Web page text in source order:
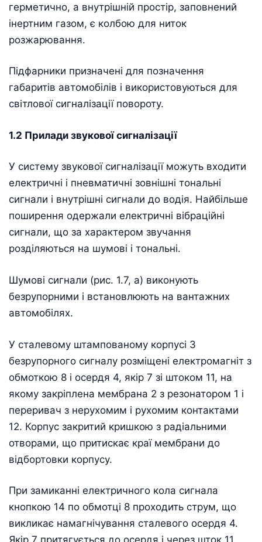
герметично, а внутрішній простір, заповнений
інертним газом, є колбою для ниток
розжарювання.
Підфарники призначені для позначення
габаритів автомобілів і використовуються для
світлової сигналізації повороту.
1.2 Прилади звукової сигналізації
У систему звукової сигналізації можуть входити
електричні і пневматичні зовнішні тональні
сигнали і внутрішні сигнали до водія. Найбільше
поширення одержали електричні вібраційні
сигнали, що за характером звучання
розділяються на шумові і тональні.
Шумові сигнали (рис. 1.7, а) виконують
безрупорними і встановлюють на вантажних
автомобілях.
У сталевому штампованому корпусі 3
безрупорного сигналу розміщені електромагніт з
обмоткою 8 і осердя 4, якір 7 зі штоком 11, на
якому закріплена мембрана 2 з резонатором 1 і
переривач з нерухомим і рухомим контактами
12. Корпус закритий кришкою з радіальними
отворами, що притискає краї мембрани до
відбортовки корпусу.
При замиканні електричного кола сигнала
кнопкою 14 по обмотці 8 проходить струм, що
викликає намагнічування сталевого осердя 4.